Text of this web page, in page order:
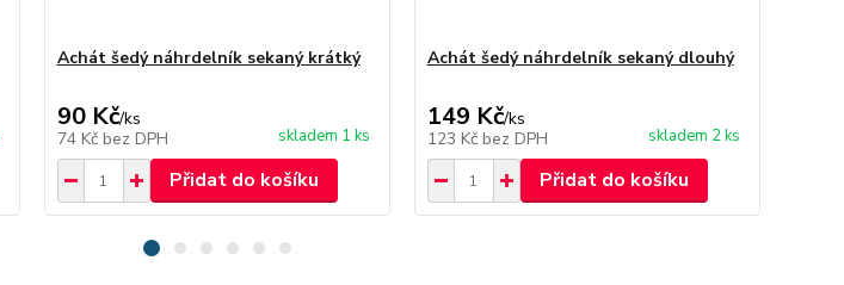
Achát šedý náhrdelník sekaný krátký
90 Kč/ks
74 Kč bez DPH skladem 1 ks
Přidat do košíku
Achát šedý náhrdelník sekaný dlouhý
149 Kč/ks
123 Kč bez DPH skladem 2 ks
Přidat do košíku